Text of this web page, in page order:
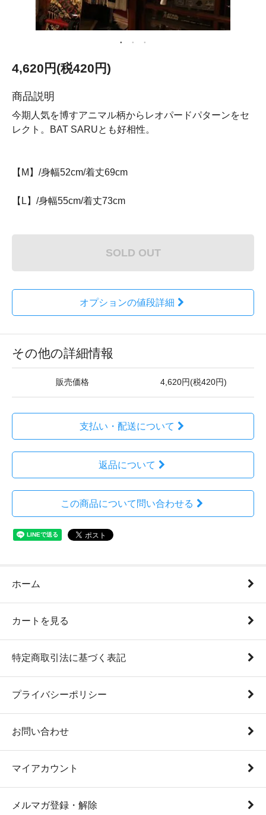
4,620円(税420円)
商品説明
今期人気を博すアニマル柄からレオパードパターンをセ
レクト。BAT SARUとも好相性。
【M】/身幅52cm/着丈69cm
【L】/身幅55cm/着丈73cm
SOLD OUT
オプションの値段詳細
その他の詳細情報
販売価格 4,620円(税420円)
支払い・配送について
返品について
この商品について問い合わせる
ホーム
カートを見る
特定商取引法に基づく表記
プライバシーポリシー
お問い合わせ
マイアカウント
メルマガ登録・解除